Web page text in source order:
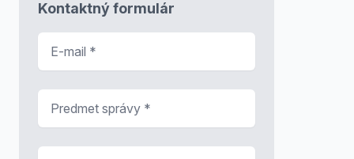
Kontaktný formulár